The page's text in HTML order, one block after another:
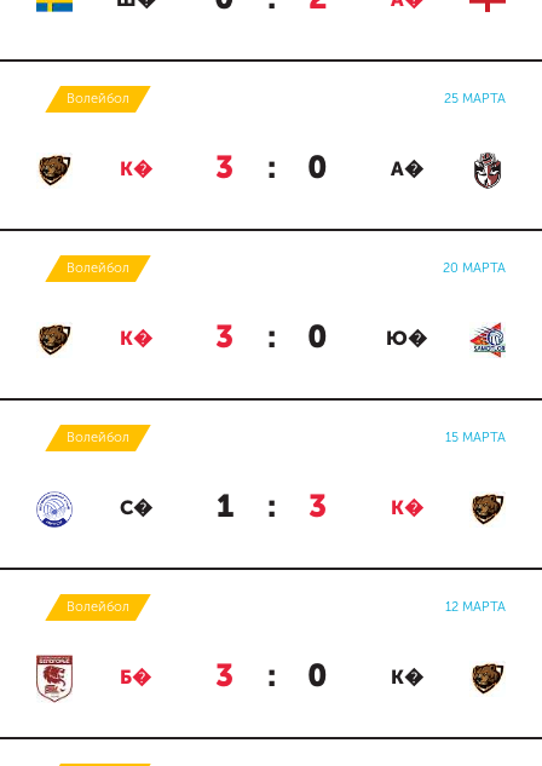
Волейбол 25 МАРТА
К� 3 : 0 А�
Волейбол 20 МАРТА
К� 3 : 0 Ю�
Волейбол 15 МАРТА
С� 1 : 3 К�
Волейбол 12 МАРТА
Б� 3 : 0 К�